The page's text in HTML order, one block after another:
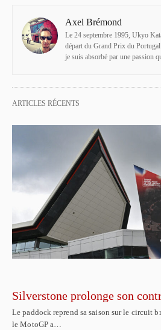
Axel Brémond
Le 24 septembre 1995, Ukyo
départ du Grand Prix du
je suis absorbé par une passion
ARTICLES RÉCENTS
Silverstone prolonge son
Le paddock reprend sa saison sur le circuit
le MotoGP a…